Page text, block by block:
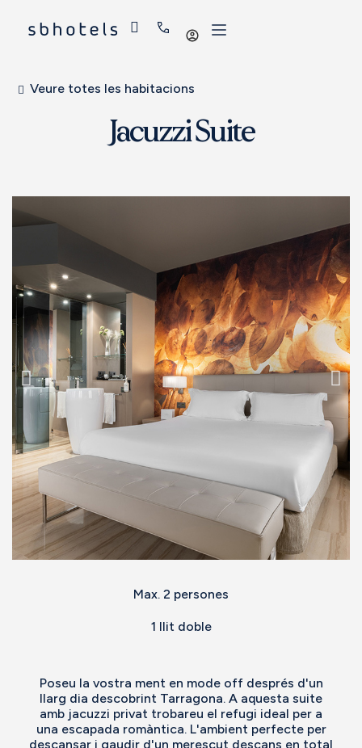
Iniciar
Veure totes les habitacions
Jacuzzi Suite
Max. 2 persones
1 llit doble
Poseu la vostra ment en mode off després d'un
llarg dia descobrint Tarragona. A aquesta suite
amb jacuzzi privat trobareu el refugi ideal per a
una escapada romàntica. L'ambient perfecte per
descansar i gaudir d'un merescut descans en total